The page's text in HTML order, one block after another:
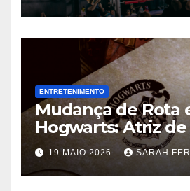
ENTRETENIMENTO
Mudança de Rota
Hogwarts: Atriz de
Weasley Deixa a
da HBO Após a
Temporada
19 MAIO 2026 SARAH